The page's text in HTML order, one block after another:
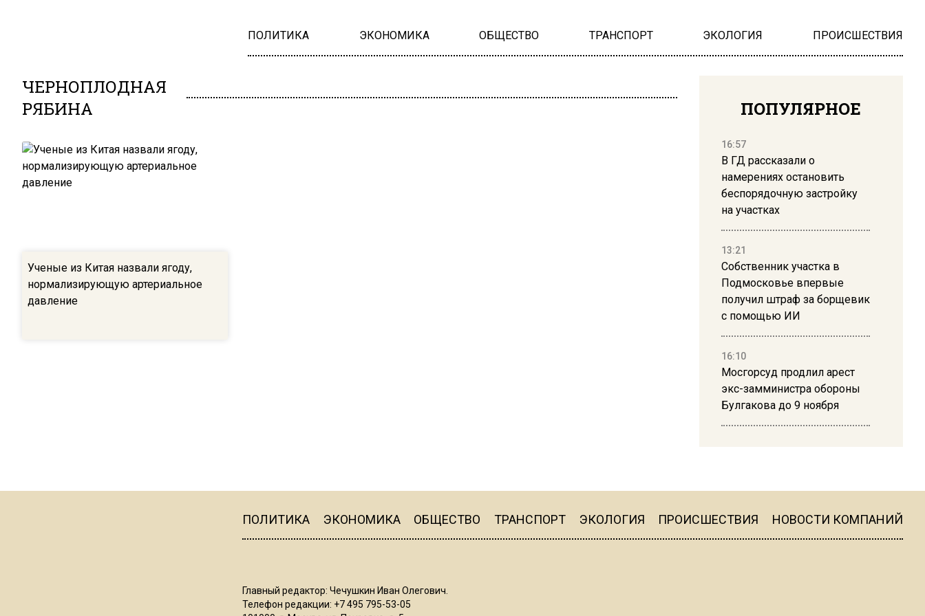
ПОЛИТИКА ЭКОНОМИКА ОБЩЕСТВО ТРАНСПОРТ ЭКОЛОГИЯ ПРОИСШЕСТВИЯ
ЧЕРНОПЛОДНАЯ
РЯБИНА
Ученые из Китая назвали ягоду,
нормализирующую артериальное
давление
ПОПУЛЯРНОЕ
16:57
В ГД рассказали о
намерениях остановить
беспорядочную застройку
на участках
13:21
Собственник участка в
Подмосковье впервые
получил штраф за борщевик
с помощью ИИ
16:10
Мосгорсуд продлил арест
экс-замминистра обороны
Булгакова до 9 ноября
16:19
ПОЛИТИКА ЭКОНОМИКА ОБЩЕСТВО ТРАНСПОРТ ЭКОЛОГИЯ ПРОИСШЕСТВИЯ НОВОСТИ КОМПАНИЙ
Главный редактор: Чечушкин Иван Олегович.
Телефон редакции: +7 495 795-53-05